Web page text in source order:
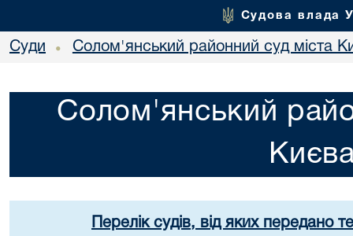
Судова влада
Суди • Солом'янський районний суд міста
Солом'янський
Перелік судів, від яких передано